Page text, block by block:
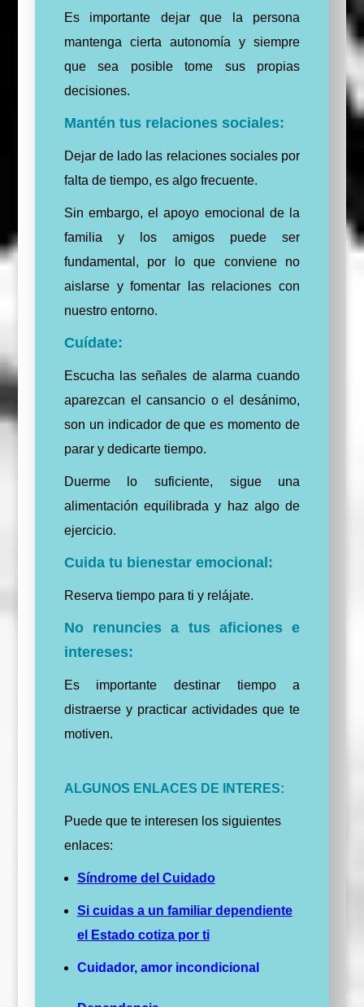
Es importante dejar que la persona
mantenga cierta autonomía y siempre
que sea posible tome sus propias
decisiones.
Mantén tus relaciones sociales:
Dejar de lado las relaciones sociales por
falta de tiempo, es algo frecuente.
Sin embargo, el apoyo emocional de la
familia y los amigos puede ser
fundamental, por lo que conviene no
aislarse y fomentar las relaciones con
nuestro entorno.
Cuídate:
Escucha las señales de alarma cuando
aparezcan el cansancio o el desánimo,
son un indicador de que es momento de
parar y dedicarte tiempo.
Duerme lo suficiente, sigue una
alimentación equilibrada y haz algo de
ejercicio.
Cuida tu bienestar emocional:
Reserva tiempo para ti y relájate.
No renuncies a tus aficiones e
intereses:
Es importante destinar tiempo a
distraerse y practicar actividades que te
motiven.
ALGUNOS ENLACES DE INTERES:
Puede que te interesen los siguientes
enlaces:
Síndrome del Cuidado
Si cuidas a un familiar dependiente
el Estado cotiza por ti
Cuidador, amor incondicional